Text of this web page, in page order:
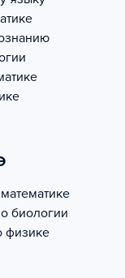
биологии
физике